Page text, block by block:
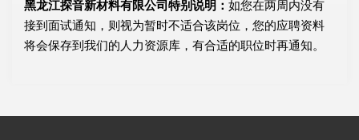
黑龙江探音新材料有限公司特别说明： 如您在两周内没有
接到面试通知，则视为暂时不适合该岗位，您的应聘资料
将会保存到我们的人力资源库，有合适的职位时再通知。